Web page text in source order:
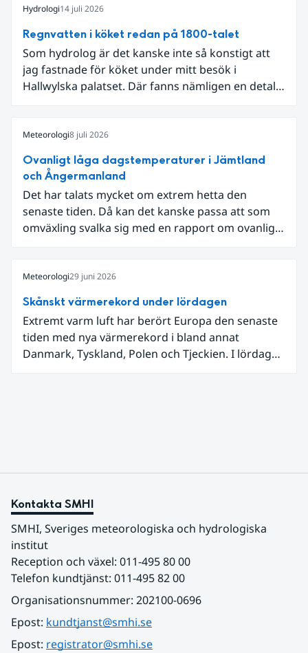
Hydrologi14 juli 2026
Regnvatten i köket redan på 1800-talet
Som hydrolog är det kanske inte så konstigt att
jag fastnade för köket under mitt besök i
Hallwylska palatset. Där fanns nämligen en detalj
Meteorologi8 juli 2026
Ovanligt låga dagstemperaturer i Jämtland
och Ångermanland
Det har talats mycket om extrem hetta den
senaste tiden. Då kan det kanske passa att som
omväxling svalka sig med en rapport om ovanligt
Meteorologi29 juni 2026
Skånskt värmerekord under lördagen
Extremt varm luft har berört Europa den senaste
tiden med nya värmerekord i bland annat
Danmark, Tyskland, Polen och Tjeckien. I lördags
Kontakta SMHI
SMHI, Sveriges meteorologiska och hydrologiska
institut
Reception och växel: 011-495 80 00
Telefon kundtjänst: 011-495 82 00
Organisationsnummer: 202100-0696
Epost: kundtjanst@smhi.se
Epost: registrator@smhi.se